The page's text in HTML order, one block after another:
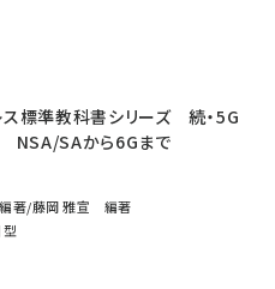
ス標準教科書シリーズ 続・5G
SAから6Gまで
著/藤岡 雅宣 編著
型